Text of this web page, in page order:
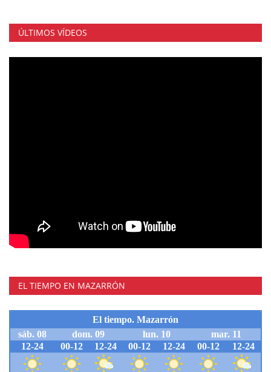
ÚLTIMOS VÍDEOS
EL TIEMPO EN MAZARRÓN